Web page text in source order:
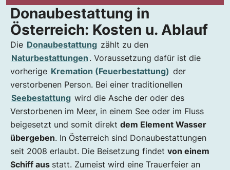
Donaubestattung in
Österreich: Kosten u. Ablauf
Die Donaubestattung zählt zu den
Naturbestattungen . Voraussetzung dafür ist die
vorherige Kremation (Feuerbestattung) der
verstorbenen Person. Bei einer traditionellen
Seebestattung wird die Asche der oder des
Verstorbenen im Meer, in einem See oder im Fluss
beigesetzt und somit direkt dem Element Wasser
übergeben. In Österreich sind Donaubestattungen
seit 2008 erlaubt. Die Beisetzung findet von einem
Schiff aus statt. Zumeist wird eine Trauerfeier an